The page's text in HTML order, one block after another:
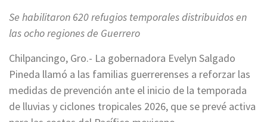
Se habilitaron 620 refugios temporales distribuidos en
las ocho regiones de Guerrero
Chilpancingo, Gro.- La gobernadora Evelyn Salgado
Pineda llamó a las familias guerrerenses a reforzar las
medidas de prevención ante el inicio de la temporada
de lluvias y ciclones tropicales 2026, que se prevé activa